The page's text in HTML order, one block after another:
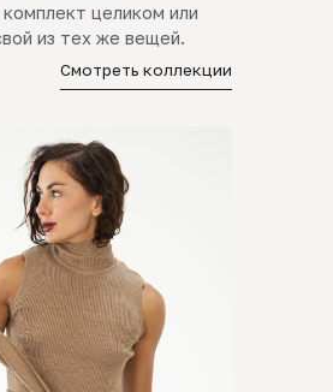
целиком или
из тех же вещей.
Смотреть коллекции